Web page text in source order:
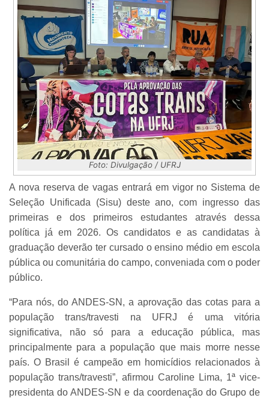
Foto: Divulgação / UFRJ
A nova reserva de vagas entrará em vigor no Sistema de
Seleção Unificada (Sisu) deste ano, com ingresso das
primeiras e dos primeiros estudantes através dessa
política já em 2026. Os candidatos e as candidatas à
graduação deverão ter cursado o ensino médio em escola
pública ou comunitária do campo, conveniada com o poder
público.
“Para nós, do ANDES-SN, a aprovação das cotas para a
população trans/travesti na UFRJ é uma vitória
significativa, não só para a educação pública, mas
principalmente para a população que mais morre nesse
país. O Brasil é campeão em homicídios relacionados à
população trans/travesti”, afirmou Caroline Lima, 1ª vice-
presidenta do ANDES-SN e da coordenação do Grupo de